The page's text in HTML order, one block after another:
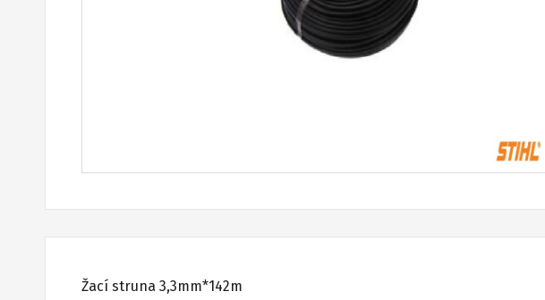
Žací struna 3,3mm*142m